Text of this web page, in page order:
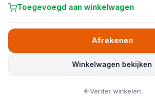
Toegevoegd aan winkelwagen
Winkelwagen bekijken
Afrekenen
Verder winkelen